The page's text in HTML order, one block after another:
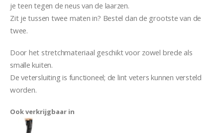
je teen tegen de neus van de laarzen.
Zit je tussen twee maten in? Bestel dan de grootste van de
twee.
Door het stretchmateriaal geschikt voor zowel brede als
smalle kuiten.
De vetersluiting is functioneel; de lint veters kunnen versteld
worden.
Ook verkrijgbaar in